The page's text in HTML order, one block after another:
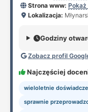
Strona www: Pokaż
Lokalizacja:
Godziny
Zobacz profil
Najczęściej
wieloletnie
sprawnie